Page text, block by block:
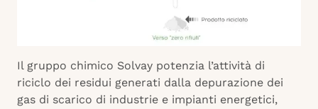
Il gruppo chimico Solvay potenzia l’attività di
riciclo dei residui generati dalla depurazione dei
gas di scarico di industrie e impianti energetici,